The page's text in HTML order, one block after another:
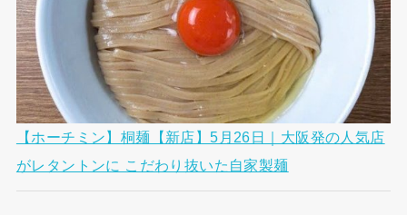
【ホーチミン】桐麺【新店】5月26日｜大阪発の人気店
がレタントンに こだわり抜いた自家製麺